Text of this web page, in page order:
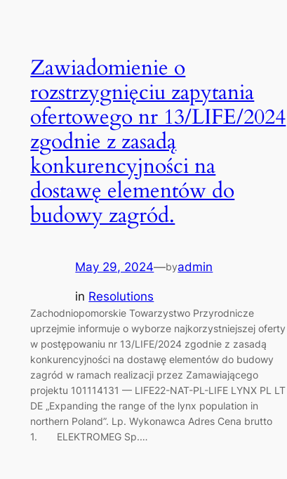
Zawiadomienie o
rozstrzygnięciu zapytania
ofertowego nr 13/LIFE/2024
zgodnie z zasadą
konkurencyjności na
dostawę elementów do
budowy zagród.
May 29, 2024—byadmin
in Resolutions
Zachodniopomorskie Towarzystwo Przyrodnicze
uprzejmie informuje o wyborze najkorzystniejszej oferty
w postępowaniu nr 13/LIFE/2024 zgodnie z zasadą
konkurencyjności na dostawę elementów do budowy
zagród w ramach realizacji przez Zamawiającego
projektu 101114131 — LIFE22-NAT-PL-LIFE LYNX PL LT
DE „Expanding the range of the lynx population in
northern Poland”. Lp. Wykonawca Adres Cena brutto
1. ELEKTROMEG Sp.…